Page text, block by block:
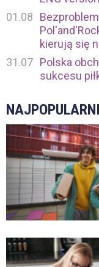
01.08
kierują się
31.07 Polska
sukcesu